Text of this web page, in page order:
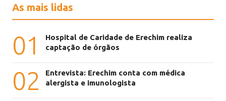
As mais lidas
01
Hospital de Caridade de Erechim realiza
captação de órgãos
02
Entrevista: Erechim conta com médica
alergista e imunologista